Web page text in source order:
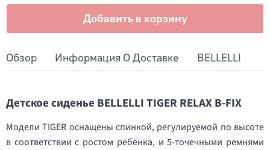
Добавить в корзину
Обзор Информация О Доставке BELLELLI
Детское сиденье BELLELLI TIGER RELAX B-FIX
Модели TIGER оснащены спинкой, регулируемой по высоте
в соответствии с ростом ребёнка, и 5-точечными ремнями